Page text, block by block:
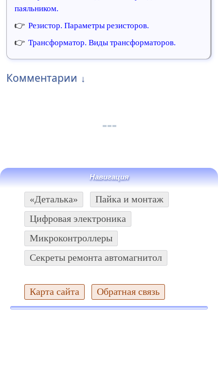
паяльником.
Резистор. Параметры резисторов.
Трансформатор. Виды трансформаторов.
Комментарии
Навигация
«Деталька»
Пайка и монтаж
Цифровая электроника
Микроконтроллеры
Секреты ремонта автомагнитол
Карта сайта Обратная связь